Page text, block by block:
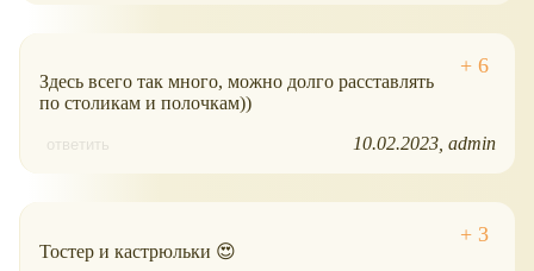
Здесь всего так много, можно долго расставлять
по столикам и полочкам))
ответить 10.02.2023 admin
Тостер и кастрюльки 😍